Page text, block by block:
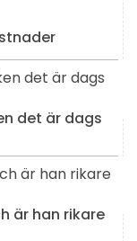
det är dags
är han rikare